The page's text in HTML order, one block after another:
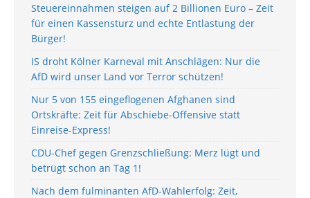
Steuereinnahmen steigen auf 2 Billionen Euro – Zeit
für einen Kassensturz und echte Entlastung der
Bürger!
IS droht Kölner Karneval mit Anschlägen: Nur die
AfD wird unser Land vor Terror schützen!
Nur 5 von 155 eingeflogenen Afghanen sind
Ortskräfte: Zeit für Abschiebe-Offensive statt
Einreise-Express!
CDU-Chef gegen Grenzschließung: Merz lügt und
betrügt schon an Tag 1!
Nach dem fulminanten AfD-Wahlerfolg: Zeit,